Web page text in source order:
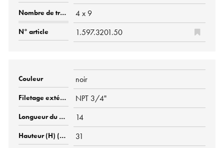
4 x 9
1.597.3201.50
noir
NPT 3/4"
14
31